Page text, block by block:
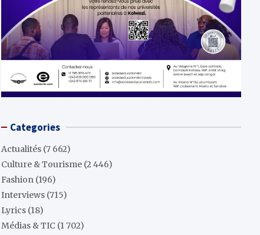
Categories
Actualités (7 662)
Culture & Tourisme (2 446)
Fashion (196)
Interviews (715)
Lyrics (18)
Médias & TIC (1 702)